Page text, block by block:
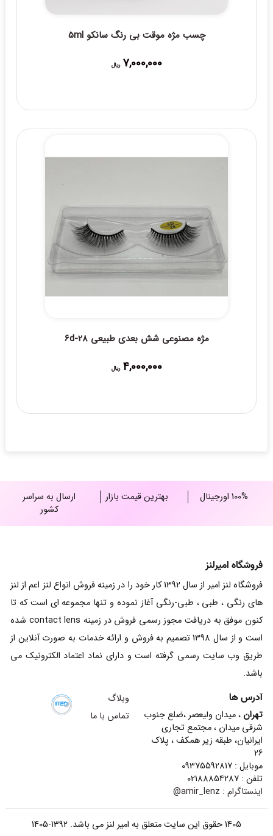
چسب مژه موقت بی رنگ سانکو 5ml
7,000,000 ریال
مژه مصنوعی شش بعدی طبیعی 6d-28
4,000,000 ریال
100% اورجینال بهترین قیمت بازار
ارسال به سراسر
کشور
فروشگاه امیرلنز
فروشگاه لنز امیر از سال 1392 کار خود را در زمینه فروش انواع لنز اعم از لنز
های رنگی ، طبی ، طبی-رنگی آغاز نموده و تنها مجموعه ای است که تا
کنون موفق به دریافت مجوز رسمی فروش در زمینه contact lens شده
است و از سال 1398 تصمیم به فروش و ارائه خدمات به صورت آنلاین از
طریق وب سایت رسمی گرفته است و دارای نماد اعتماد الکترونیک می
باشد.
آدرس ها
تهران ، میدان ولیعصر ،ضلع جنوب
شرقی میدان ، مجتمع تجاری
ایرانیان، طبقه زیر همکف ، پلاک
26
موبایل : 09375592817
تلفن : 02188854287
اینستاگرام : amir_lenz@
وبلاگ
تماس با ما
1405 حقوق این سایت متعلق به امیر لنز می باشد. 1392-1405